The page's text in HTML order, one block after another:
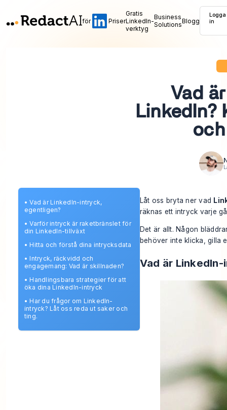
för Priser
Gratis
LinkedIn-
verktyg
Business
SolutionsBlogg
Logga
in
Vad
LinkedIn?
•Vad är LinkedIn-intryck,
egentligen?
•Varför intryck är raketbränslet för
din LinkedIn-tillväxt
• Hitta och förstå dina intrycksdata
• Intryck, räckvidd och
engagemang: Vad är skillnaden?
• Handlingsbara strategier för att
öka dina LinkedIn-intryck
• Har du frågor om LinkedIn-
intryck? Låt oss reda ut saker och
ting.
Låt oss bryta ner vad
räknas ett intryck varje
Det är allt. Någon
behöver inte klicka, gilla
Vad är